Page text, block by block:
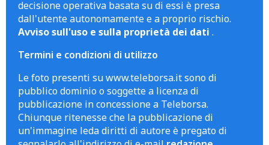
decisione operativa basata su di essi è presa
dall'utente autonomamente e a proprio rischio.
Avviso sull'uso e sulla proprietà dei dati .
Termini e condizioni di utilizzo
Le foto presenti su www.teleborsa.it sono di
pubblico dominio o soggette a licenza di
pubblicazione in concessione a Teleborsa.
Chiunque ritenesse che la pubblicazione di
un'immagine leda diritti di autore è pregato di